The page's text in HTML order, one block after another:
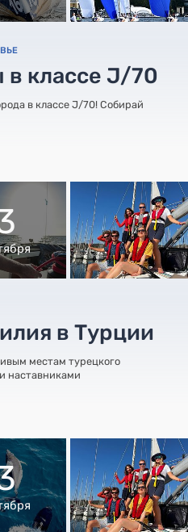
в классе J/70
в классе J/70! Собирай
в Турции
местам турецкого
наставниками